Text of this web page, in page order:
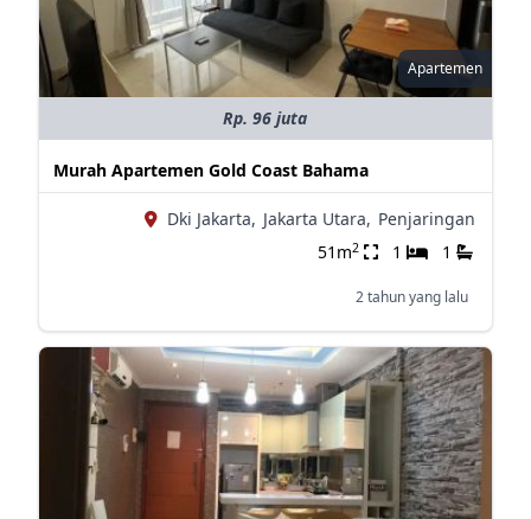
Apartemen
Rp. 96 juta
Murah Apartemen Gold Coast Bahama
Dki Jakarta, Jakarta Utara, Penjaringan
51m2 1 1
2 tahun yang lalu